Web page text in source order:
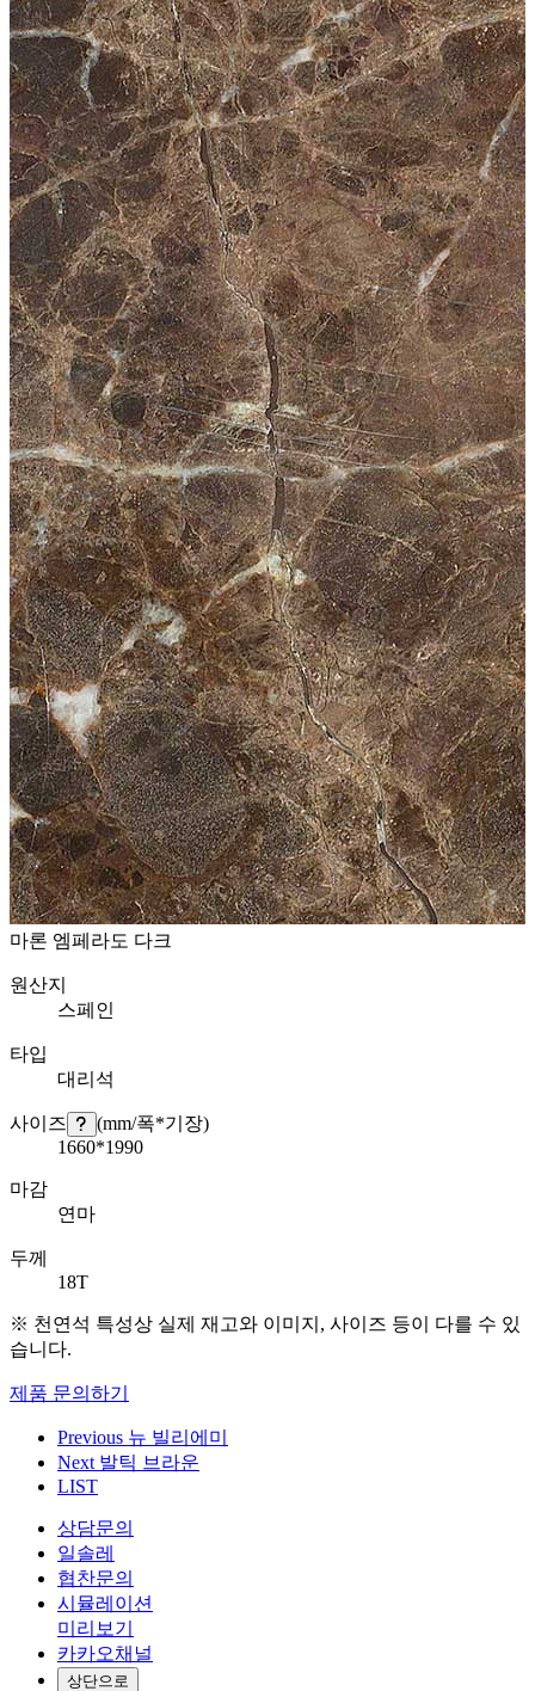
마론 엠페라도 다크
원산지
스페인
타입
대리석
사이즈
(mm/폭*기장)
1660*1990
마감
연마
두께
18T
※ 천연석 특성상 실제 재고와 이미지, 사이즈 등이 다를 수 있
습니다.
제품 문의하기
Previous 뉴 빌리에미
Next 발틱 브라운
LIST
상담문의
일솔레
협찬문의
시뮬레이션
미리보기
카카오채널
상단으로